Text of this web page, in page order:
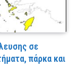
σε
πάρκα και